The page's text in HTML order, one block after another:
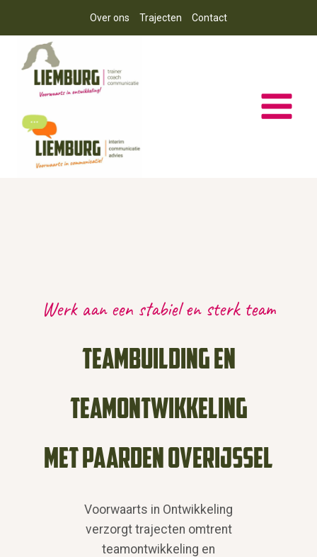
inhoud
Over ons Trajecten Contact
Werk aan een stabiel en sterk team
teambuilding en
teamontwikkeling
met paarden Overijssel
Voorwaarts in Ontwikkeling
verzorgt trajecten omtrent
teamontwikkeling en